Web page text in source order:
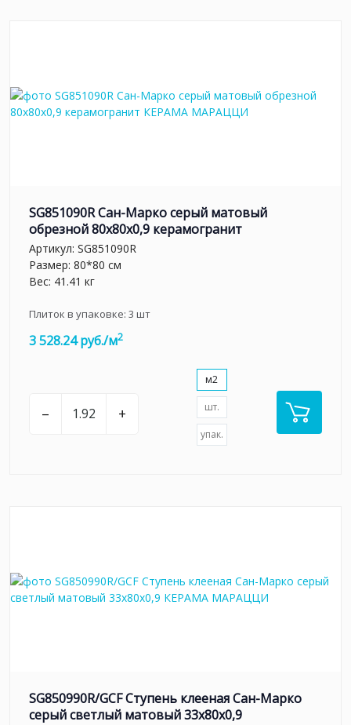
SG851090R Сан-Марко серый матовый
обрезной 80x80x0,9 керамогранит
Артикул: SG851090R
Размер: 80*80 см
Вес: 41.41 кг
Плиток в упаковке: 3 шт
3 528.24 руб./м2
– +
м2
шт.
упак.
SG850990R/GCF Ступень клееная Сан-Марко
серый светлый матовый 33x80x0,9